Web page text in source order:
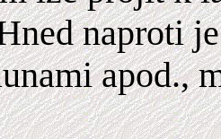
naproti
apod.,